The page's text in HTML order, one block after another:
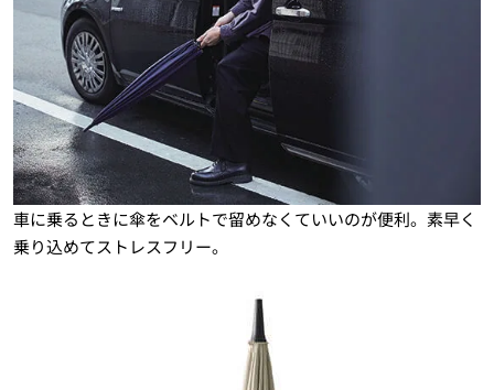
車に乗るときに傘をベルトで留めなくていいのが便利。素早く
乗り込めてストレスフリー。